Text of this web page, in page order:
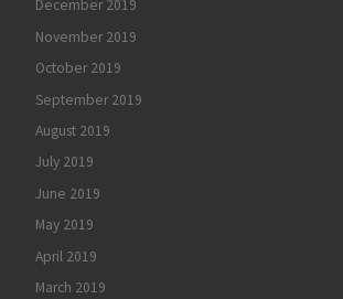
December 2019
November 2019
October 2019
September 2019
August 2019
July 2019
June 2019
May 2019
April 2019
March 2019